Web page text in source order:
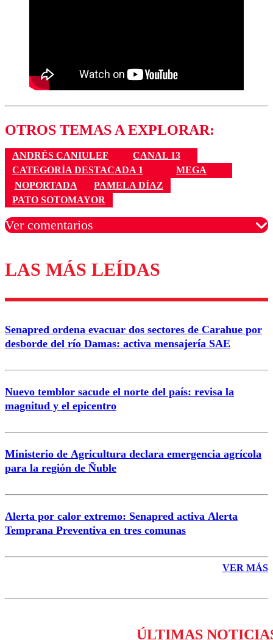
OTROS TEMAS A EXPLORAR:
ANDRÉS CANIULEF
CANAL 13
CATEGORÍA DESTACADA 1
MEGA
NOPORTADA
PAMELA DÍAZ
PATO SOTOMAYOR
Ver comentarios
Los comentarios son moderados para garantizar un
diálogo respetuoso.
Correo
LAS MÁS LEÍDAS
Senapred ordena evacuar dos sectores de Carahue por
desborde del río Damas: activa mensajería SAE
Nuevo temblor sacude el norte del país: revisa la
magnitud y el epicentro
Ministerio de Agricultura declara emergencia agrícola
para la región de Ñuble
Alerta por calor extremo: Senapred activa Alerta
Temprana Preventiva en tres comunas
VER MÁS
ÚLTIMAS